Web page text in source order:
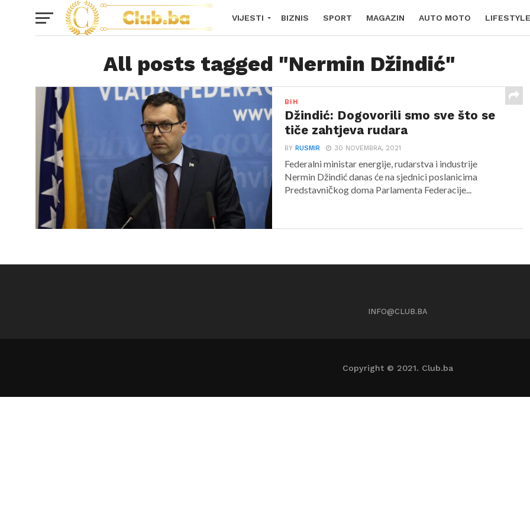
VIJESTI BIZNIS SPORT MAGAZIN AUTO MOTO LIFESTYLE
All posts tagged "Nermin Džindić"
BIH
Džindić: Dogovorili smo sve što se
tiče zahtjeva rudara
BYRUSMIR 30 NOVEMBRA, 2021
Federalni ministar energije, rudarstva i industrije
Nermin Džindić danas će na sjednici poslanicima
Predstavničkog doma Parlamenta Federacije...
INFO@CLUB.BA
Copyright © 2021. Club.ba